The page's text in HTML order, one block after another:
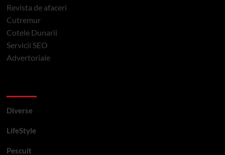
Revista de afaceri
Cutremur
Cotele Dunarii
Servicii SEO
Advertoriale
Diverse
LifeStyle
Pescuit